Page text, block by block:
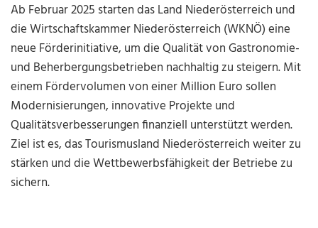
Ab Februar 2025 starten das Land Niederösterreich und
die Wirtschaftskammer Niederösterreich (WKNÖ) eine
neue Förderinitiative, um die Qualität von Gastronomie-
und Beherbergungsbetrieben nachhaltig zu steigern. Mit
einem Fördervolumen von einer Million Euro sollen
Modernisierungen, innovative Projekte und
Qualitätsverbesserungen finanziell unterstützt werden.
Ziel ist es, das Tourismusland Niederösterreich weiter zu
stärken und die Wettbewerbsfähigkeit der Betriebe zu
sichern.